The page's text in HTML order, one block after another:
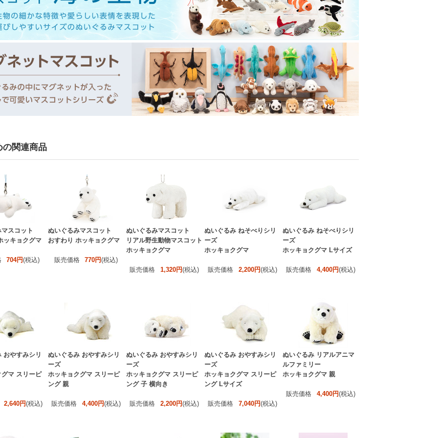
の関連商品
スコット
ッキョクグマ
704円(税込)
ぬいぐるみマスコット
おすわり ホッキョクグマ
販売価格 770円(税込)
ぬいぐるみマスコット
リアル野生動物マスコット
ホッキョクグマ
販売価格 1,320円(税込)
ぬいぐるみ ねそべりシリ
ーズ
ホッキョクグマ
販売価格 2,200円(税込)
ぬいぐるみ ねそべりシリ
ーズ
ホッキョクグマ Lサイズ
販売価格 4,400円(税込)
おやすみシリ
マ スリーピ
2,640円(税込)
ぬいぐるみ おやすみシリ
ーズ
ホッキョクグマ スリーピ
ング 親
販売価格 4,400円(税込)
ぬいぐるみ おやすみシリ
ーズ
ホッキョクグマ スリーピ
ング 子 横向き
販売価格 2,200円(税込)
ぬいぐるみ おやすみシリ
ーズ
ホッキョクグマ スリーピ
ング Lサイズ
販売価格 7,040円(税込)
ぬいぐるみ リアルアニマ
ルファミリー
ホッキョクグマ 親
販売価格 4,400円(税込)